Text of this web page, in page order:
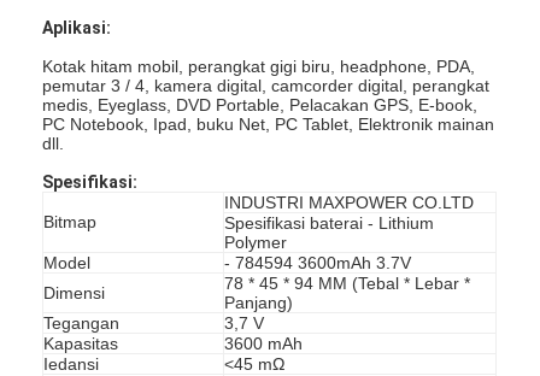
Aplikasi:
Kotak hitam mobil, perangkat gigi biru, headphone, PDA,
pemutar 3 / 4, kamera digital, camcorder digital, perangkat
medis, Eyeglass, DVD Portable, Pelacakan GPS, E-book,
PC Notebook, Ipad, buku Net, PC Tablet, Elektronik mainan
dll.
Spesifikasi:
Bitmap
INDUSTRI MAXPOWER CO.LTD
Spesifikasi baterai - Lithium
Polymer
Model
- 784594 3600mAh 3.7V
Dimensi
78 * 45 * 94 MM (Tebal * Lebar *
Panjang)
Tegangan
3,7 V
Kapasitas
3600 mAh
Iedansi
<45 mΩ